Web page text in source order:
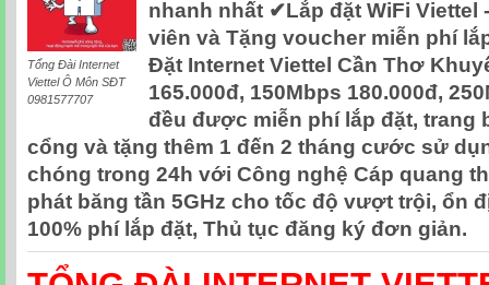
Tổng Đài Internet
Viettel Ô Môn SĐT
0981577707
nhanh nhất ✔‎Lắp đặt WiFi Viettel
viên và Tặng voucher miễn phí
Đặt Internet Viettel Cần Thơ
165.000đ, 150Mbps 180.000đ,
đều được miễn phí lắp đặt, trang
cổng và tặng thêm 1 đến 2 tháng cước sử
chóng trong 24h với Công nghệ Cáp quang
phát băng tần 5GHz cho tốc độ vượt trội, ổn
100% phí lắp đặt, Thủ tục đăng ký đơn giản.